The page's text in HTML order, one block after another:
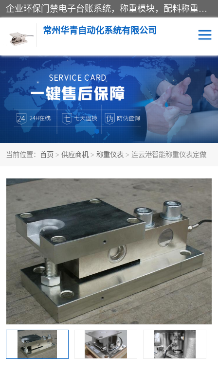
企业环保门禁电子台账系统，称重模块，配料称重系统,称重模块厂家,地磅称重系统,检重秤厂家 常州华青自动化主营：称重模块、无人值守称重系统、配料称重系统、地磅称重系统、检重秤、托利多称重模块等产品。各种称重软件，移动源环保门禁电子台账系统软件。 常州华青自动化系统有限公司7*24的电话支持服务、项目现场开发服务、新功能定制研发服务，产品培训、远程维护，现场安装调试工程等。
常州华青自动化系统有限公司
当前位置： 首页 > 供应商机 > 称重仪表 > 连云港智能称重仪表定做
称重模块 称重仪表
手工配料系统 屠宰管理软件
自动化配料系统 称重贴标机
屠宰轨道秤 检重秤
移动源环保门禁电子台账
系统